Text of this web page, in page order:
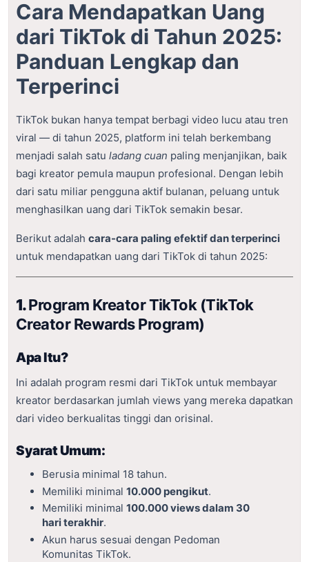
Cara Mendapatkan Uang
dari TikTok di Tahun 2025:
Panduan Lengkap dan
Terperinci
TikTok bukan hanya tempat berbagi video lucu atau tren
viral — di tahun 2025, platform ini telah berkembang
menjadi salah satu ladang cuan paling menjanjikan, baik
bagi kreator pemula maupun profesional. Dengan lebih
dari satu miliar pengguna aktif bulanan, peluang untuk
menghasilkan uang dari TikTok semakin besar.
Berikut adalah cara-cara paling efektif dan terperinci
untuk mendapatkan uang dari TikTok di tahun 2025:
1.Program Kreator TikTok (TikTok
Creator Rewards Program)
Apa Itu?
Ini adalah program resmi dari TikTok untuk membayar
kreator berdasarkan jumlah views yang mereka dapatkan
dari video berkualitas tinggi dan orisinal.
Syarat Umum:
Berusia minimal 18 tahun.
Memiliki minimal 10.000 pengikut.
Memiliki minimal 100.000 views dalam 30
hari terakhir.
Akun harus sesuai dengan Pedoman
Komunitas TikTok.